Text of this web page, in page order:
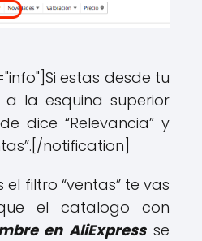
estas desde tu
la esquina superior
dice “Relevancia” y
notification]
filtro “ventas” te vas
el catalogo con
en AliExpressse